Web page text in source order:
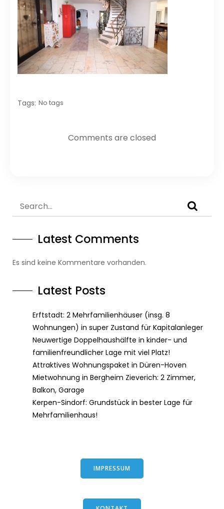
Tags: No tags
Comments are closed
Latest Comments
Es sind keine Kommentare vorhanden.
Latest Posts
Erftstadt: 2 Mehrfamilienhäuser (insg. 8
Wohnungen) in super Zustand für Kapitalanleger
Neuwertige Doppelhaushälfte in kinder- und
familienfreundlicher Lage mit viel Platz!
Attraktives Wohnungspaket in Düren-Hoven
Mietwohnung in Bergheim Zieverich: 2 Zimmer,
Balkon, Garage
Kerpen-Sindorf: Grundstück in bester Lage für
Mehrfamilienhaus!
IMPRESSUM